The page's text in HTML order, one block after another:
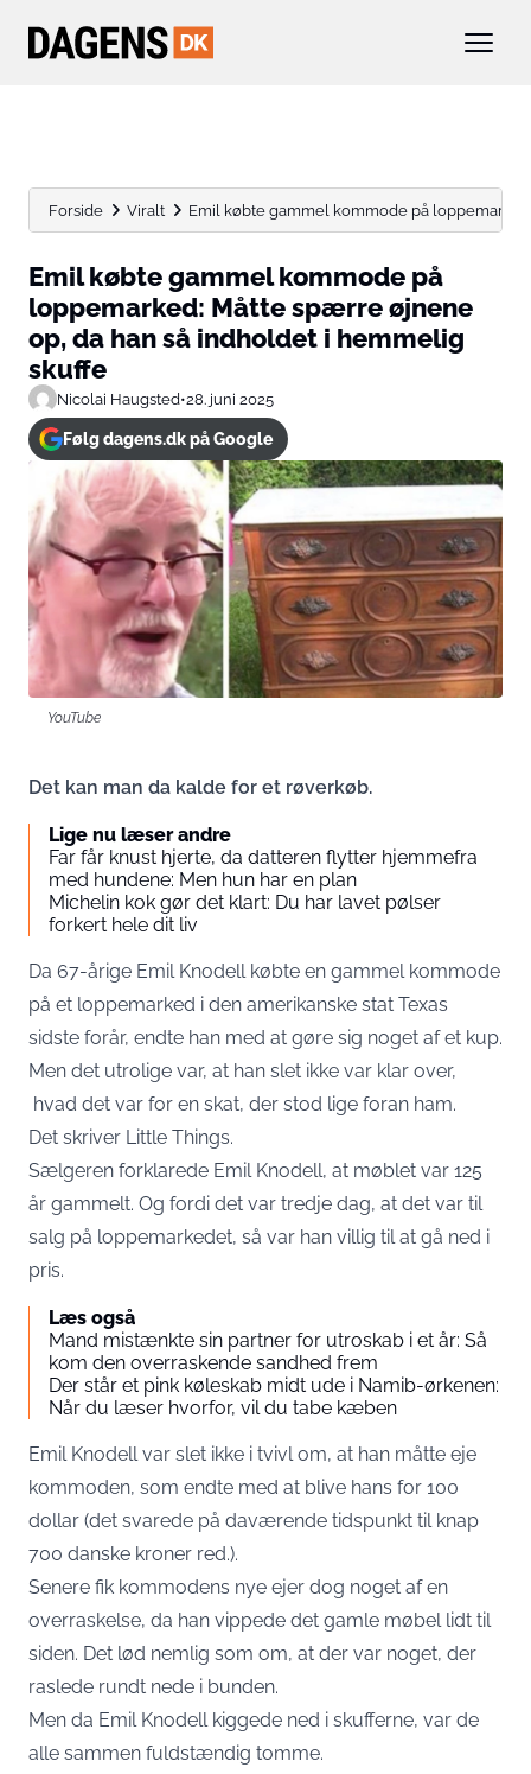
Forside Viralt Emil købte gammel kommode på
Emil købte gammel kommode på
loppemarked: Måtte spærre øjnene
op, da han så indholdet i hemmelig
skuffe
Nicolai Haugsted•28. juni 2025
Følg dagens.dk på Google
YouTube
Det kan man da kalde for et røverkøb.
Lige nu læser andre
Far får knust hjerte, da datteren flytter hjemmefra
med hundene: Men hun har en plan
Michelin kok gør det klart: Du har lavet pølser
forkert hele dit liv
Da 67-årige Emil Knodell købte en gammel kommode
på et loppemarked i den amerikanske stat Texas
sidste forår, endte han med at gøre sig noget af et kup.
Men det utrolige var, at han slet ikke var klar over,
hvad det var for en skat, der stod lige foran ham.
Det skriver Little Things.
Sælgeren forklarede Emil Knodell, at møblet var 125
år gammelt. Og fordi det var tredje dag, at det var til
salg på loppemarkedet, så var han villig til at gå ned i
pris.
Læs også
Mand mistænkte sin partner for utroskab i et år: Så
kom den overraskende sandhed frem
Der står et pink køleskab midt ude i Namib-ørkenen:
Når du læser hvorfor, vil du tabe kæben
Emil Knodell var slet ikke i tvivl om, at han måtte eje
kommoden, som endte med at blive hans for 100
dollar (det svarede på daværende tidspunkt til knap
700 danske kroner red.).
Senere fik kommodens nye ejer dog noget af en
overraskelse, da han vippede det gamle møbel lidt til
siden. Det lød nemlig som om, at der var noget, der
raslede rundt nede i bunden.
Men da Emil Knodell kiggede ned i skufferne, var de
alle sammen fuldstændig tomme.